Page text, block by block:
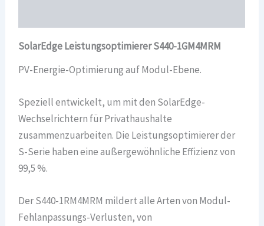
SolarEdge Leistungsoptimierer S440-1GM4MRM
PV-Energie-Optimierung auf Modul-Ebene.
Speziell entwickelt, um mit den SolarEdge-
Wechselrichtern für Privathaushalte
zusammenzuarbeiten. Die Leistungsoptimierer der
S-Serie haben eine außergewöhnliche Effizienz von
99,5 %.
Der S440-1RM4MRM mildert alle Arten von Modul-
Fehlanpassungs-Verlusten, von